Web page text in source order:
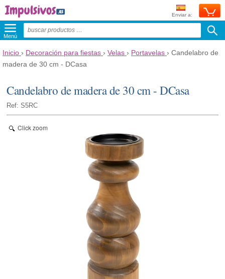
Enviar a:
Menú
Inicio › Decoración para fiestas › Velas › Portavelas › Candelabro de
madera de 30 cm - DCasa
Candelabro de madera de 30 cm - DCasa
Ref: S5RC
Click zoom